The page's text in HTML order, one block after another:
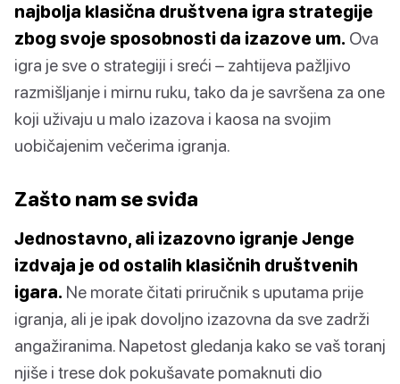
najbolja klasična društvena igra strategije
zbog svoje sposobnosti da izazove um. Ova
igra je sve o strategiji i sreći – zahtijeva pažljivo
razmišljanje i mirnu ruku, tako da je savršena za one
koji uživaju u malo izazova i kaosa na svojim
uobičajenim večerima igranja.
Zašto nam se sviđa
Jednostavno, ali izazovno igranje Jenge
izdvaja je od ostalih klasičnih društvenih
igara. Ne morate čitati priručnik s uputama prije
igranja, ali je ipak dovoljno izazovna da sve zadrži
angažiranima. Napetost gledanja kako se vaš toranj
njiše i trese dok pokušavate pomaknuti dio